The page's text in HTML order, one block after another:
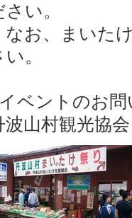
さい。
お、まいた
い。
ベントのお
波山村観光協